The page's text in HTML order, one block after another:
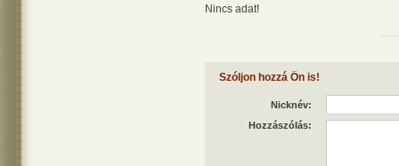
Nincs adat!
Szóljon hozzá Ön is!
Nicknév:
Hozzászólás: